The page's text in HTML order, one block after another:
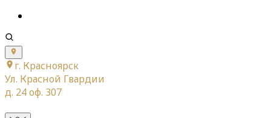
г. Красноярск
Ул. Красной Гвардии
д. 24 оф. 307